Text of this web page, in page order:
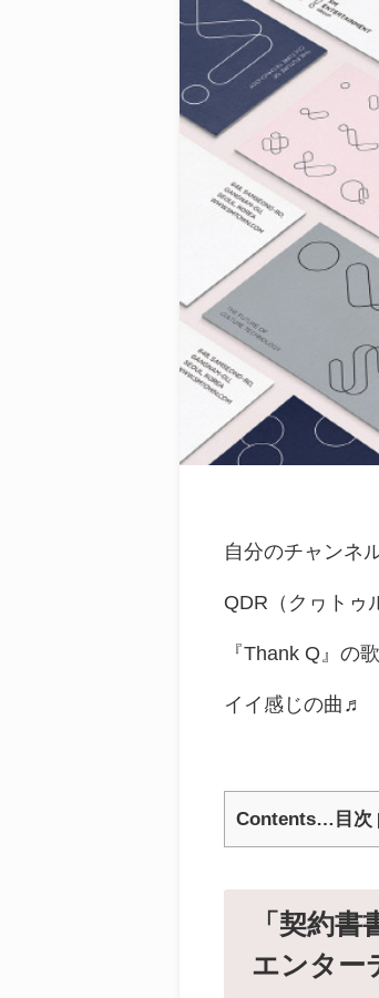
自分のチャンネ
QDR（クヮトゥ
『Thank Q』の
イイ感じの曲♬
Contents…目次
「契約
エンター